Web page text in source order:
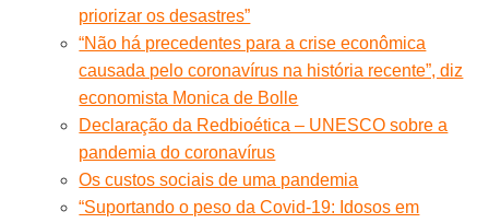
priorizar os desastres”
“Não há precedentes para a crise econômica
causada pelo coronavírus na história recente”, diz
economista Monica de Bolle
Declaração da Redbioética – UNESCO sobre a
pandemia do coronavírus
Os custos sociais de uma pandemia
“Suportando o peso da Covid-19: Idosos em